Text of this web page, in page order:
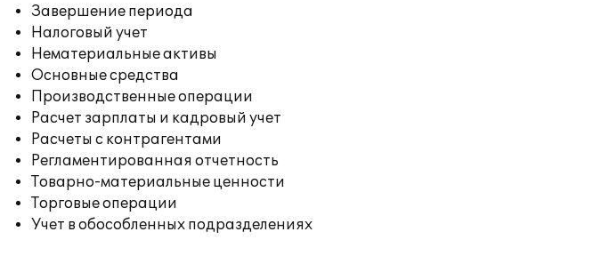
Завершение периода
Налоговый учет
Нематериальные активы
Основные средства
Производственные операции
Расчет зарплаты и кадровый учет
Расчеты с контрагентами
Регламентированная отчетность
Товарно-материальные ценности
Торговые операции
Учет в обособленных подразделениях